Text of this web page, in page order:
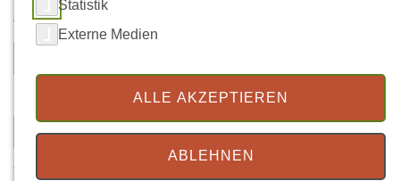
Vorname
Telefonnummer
Statistik
Externe Medien
ALLE AKZEPTIEREN
ABLEHNEN